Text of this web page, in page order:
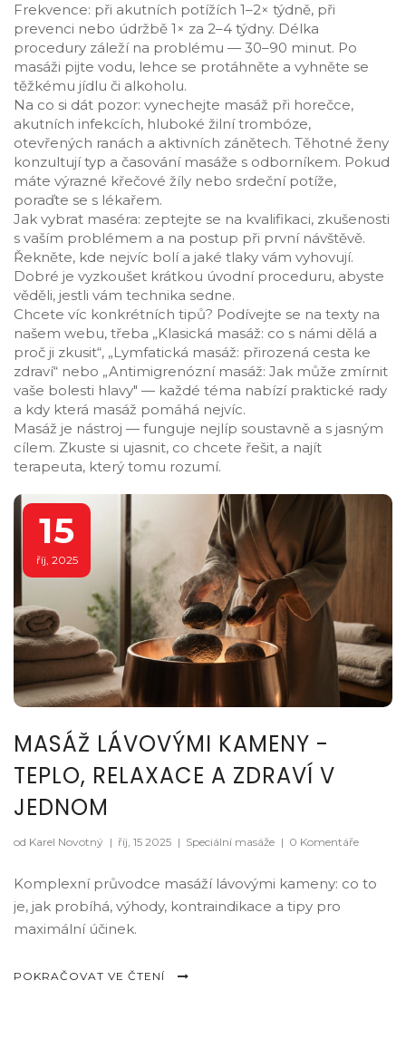
Frekvence: při akutních potížích 1–2× týdně, při
prevenci nebo údržbě 1× za 2–4 týdny. Délka
procedury záleží na problému — 30–90 minut. Po
masáži pijte vodu, lehce se protáhněte a vyhněte se
těžkému jídlu či alkoholu.
Na co si dát pozor: vynechejte masáž při horečce,
akutních infekcích, hluboké žilní trombóze,
otevřených ranách a aktivních zánětech. Těhotné ženy
konzultují typ a časování masáže s odborníkem. Pokud
máte výrazné křečové žíly nebo srdeční potíže,
poraďte se s lékařem.
Jak vybrat maséra: zeptejte se na kvalifikaci, zkušenosti
s vaším problémem a na postup při první návštěvě.
Řekněte, kde nejvíc bolí a jaké tlaky vám vyhovují.
Dobré je vyzkoušet krátkou úvodní proceduru, abyste
věděli, jestli vám technika sedne.
Chcete víc konkrétních tipů? Podívejte se na texty na
našem webu, třeba „Klasická masáž: co s námi dělá a
proč ji zkusit“, „Lymfatická masáž: přirozená cesta ke
zdraví“ nebo „Antimigrenózní masáž: Jak může zmírnit
vaše bolesti hlavy" — každé téma nabízí praktické rady
a kdy která masáž pomáhá nejvíc.
Masáž je nástroj — funguje nejlíp soustavně a s jasným
cílem. Zkuste si ujasnit, co chcete řešit, a najít
terapeuta, který tomu rozumí.
15
říj, 2025
MASÁŽ LÁVOVÝMI KAMENY -
TEPLO, RELAXACE A ZDRAVÍ V
JEDNOM
od Karel Novotný | říj, 15 2025 | Speciální masáže | 0 Komentáře
Komplexní průvodce masáží lávovými kameny: co to
je, jak probíhá, výhody, kontraindikace a tipy pro
maximální účinek.
POKRAČOVAT VE ČTENÍ